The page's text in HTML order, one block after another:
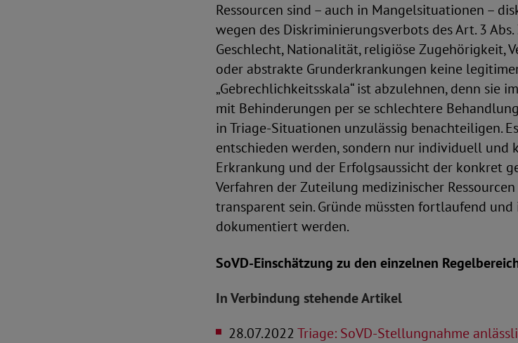
Ressourcen sind – auch in Mangelsituationen –
wegen des Diskriminierungsverbots des Art. 3
Geschlecht, Nationalität, religiöse Zugehörigkeit,
oder abstrakte Grunderkrankungen keine
„Gebrechlichkeitsskala“ ist abzulehnen, denn sie
mit Behinderungen per se schlechtere
in Triage-Situationen unzulässig benachteiligen.
entschieden werden, sondern nur individuell und
Erkrankung und der Erfolgsaussicht der konkret
Verfahren der Zuteilung medizinischer
transparent sein. Gründe müssten fortlaufend
dokumentiert werden.
SoVD-Einschätzung zu den einzelnen
In Verbindung stehende Artikel
28.07.2022Triage: SoVD-Stellungnahme